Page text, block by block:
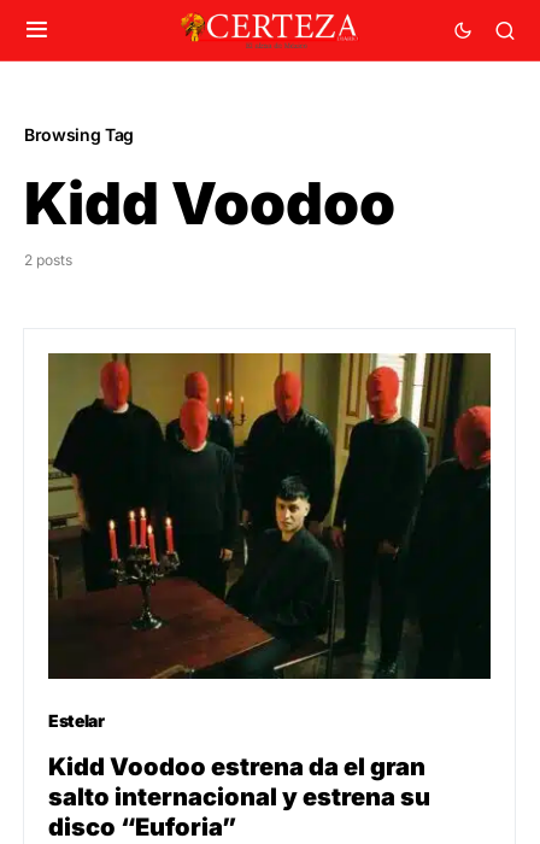
Browsing Tag
Kidd Voodoo
2 posts
Estelar
Kidd Voodoo estrena da el gran
salto internacional y estrena su
disco “Euforia”